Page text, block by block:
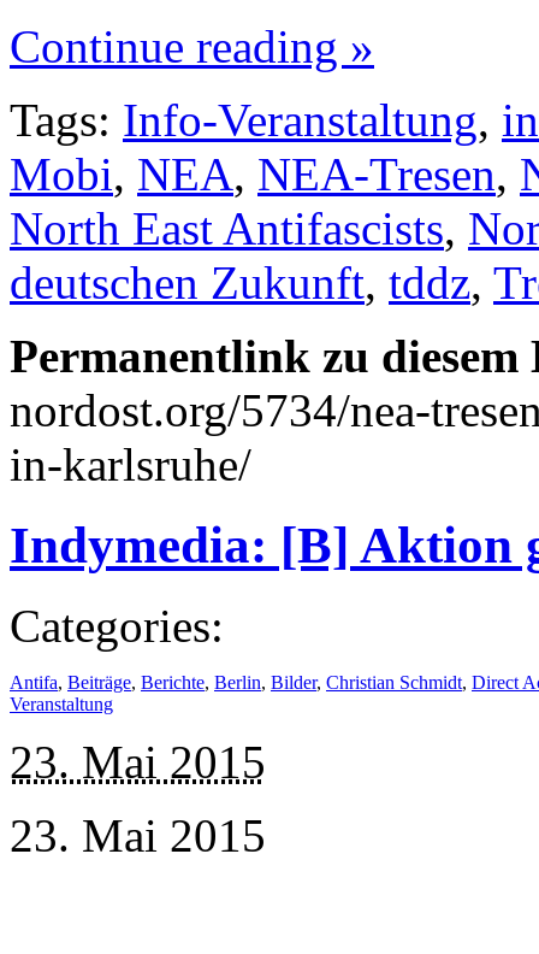
Continue reading »
Tags: Info-Veranstaltung,
Mobi, NEA, NEA-Tresen,
North East Antifascists,
deutschen Zukunft, tddz,
Permanentlink zu
nordost.org/5734/nea-
in-karlsruhe/
Indymedia: [B] Aktion
Categories:
Antifa, Beiträge, Berichte, Berlin, Bilder, Christian Schmidt, Direct
Veranstaltung
23. Mai 2015
23. Mai 2015